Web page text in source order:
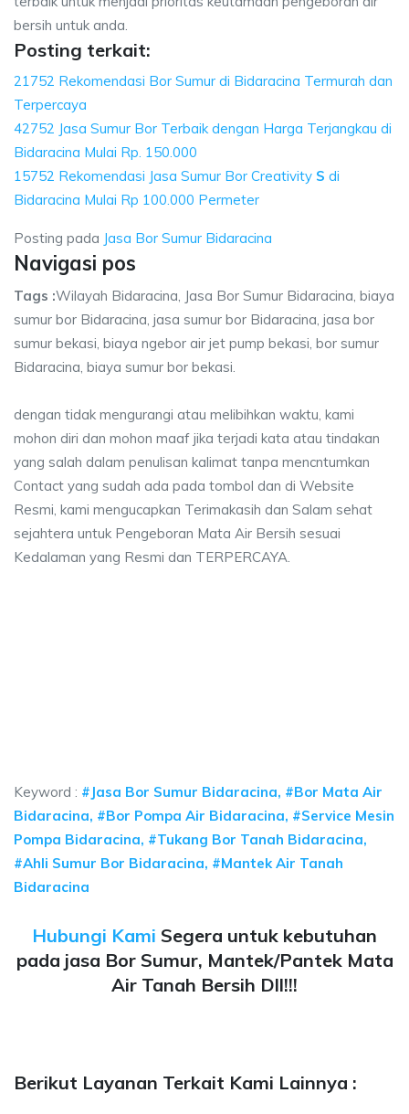
bersih untuk anda.
Posting terkait:
21752 Rekomendasi Bor Sumur di Bidaracina Termurah dan
Terpercaya
42752 Jasa Sumur Bor Terbaik dengan Harga Terjangkau di
Bidaracina Mulai Rp. 150.000
15752 Rekomendasi Jasa Sumur Bor Creativity S di
Bidaracina Mulai Rp 100.000 Permeter
Posting pada Jasa Bor Sumur Bidaracina
Navigasi pos
Tags :Wilayah Bidaracina, Jasa Bor Sumur Bidaracina, biaya
sumur bor Bidaracina, jasa sumur bor Bidaracina, jasa bor
sumur bekasi, biaya ngebor air jet pump bekasi, bor sumur
Bidaracina, biaya sumur bor bekasi.
dengan tidak mengurangi atau melibihkan waktu, kami
mohon diri dan mohon maaf jika terjadi kata atau tindakan
yang salah dalam penulisan kalimat tanpa mencntumkan
Contact yang sudah ada pada tombol dan di Website
Resmi, kami mengucapkan Terimakasih dan Salam sehat
sejahtera untuk Pengeboran Mata Air Bersih sesuai
Kedalaman yang Resmi dan TERPERCAYA.
Keyword : #Jasa Bor Sumur Bidaracina, #Bor Mata Air
Bidaracina, #Bor Pompa Air Bidaracina, #Service Mesin
Pompa Bidaracina, #Tukang Bor Tanah Bidaracina,
#Ahli Sumur Bor Bidaracina, #Mantek Air Tanah
Bidaracina
Hubungi Kami Segera untuk kebutuhan
pada jasa Bor Sumur, Mantek/Pantek Mata
Air Tanah Bersih Dll!!!
Berikut Layanan Terkait Kami Lainnya :